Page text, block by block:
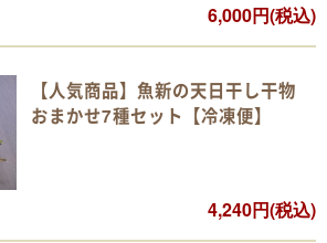
6,000円(税込)
【人気商品】魚新の天日干し干物
おまかせ7種セット【冷凍便】
4,240円(税込)